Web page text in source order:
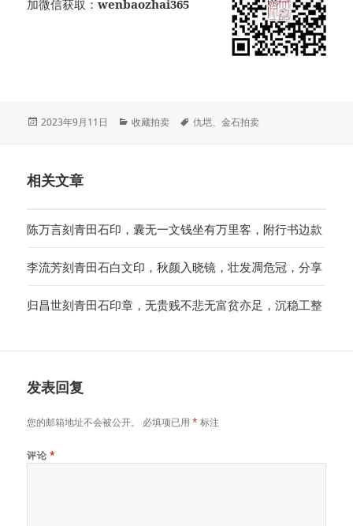
加微信获取：wenbaozhai365
发
2023年9月11日
分
收藏拍卖
标
仇垲、金石拍卖
相关文章
陈万言刻青田石印，囊无一文钱坐有万里客，附行书边款
李流芳刻青田石白文印，秋颜入晓镜，壮发凋危冠，分享
归昌世刻青田石印章，无贵贱不悲无富贫亦足，沉稳工整
发表回复
您的邮箱地址不会被公开。 必填项已用* 标注
评论 *